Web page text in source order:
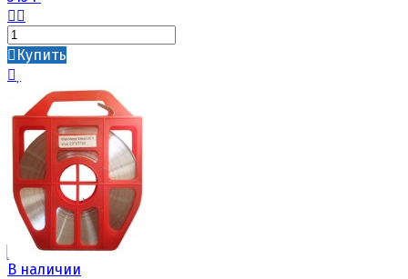
Купить
В наличии